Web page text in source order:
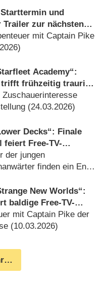
und
Trailer zur nächsten
mit Captain Pike
)
Academy“:
trifft frühzeitig traurige
über jüngste „Trek“-
Zuschauerinteresse
(24.03.2026)
Decks“: Finale
feiert Free-TV-
der jungen
finden ein Ende
New Worlds“:
baldige Free-TV-
mit Captain Pike der
(10.03.2026)